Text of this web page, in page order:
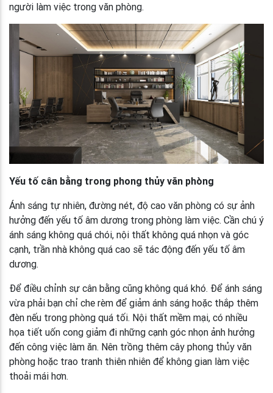
người làm việc trong văn phòng.
Yếu tố cân bằng trong phong thủy văn phòng
Ánh sáng tự nhiên, đường nét, độ cao văn phòng có sự ảnh
hưởng đến yếu tố âm dương trong phòng làm việc. Cần chú ý
ánh sáng không quá chói, nội thất không quá nhọn và góc
cạnh, trần nhà không quá cao sẽ tác động đến yếu tố âm
dương.
Để điều chỉnh sự cân bằng cũng không quá khó. Để ánh sáng
vừa phải bạn chỉ che rèm để giảm ánh sáng hoặc thắp thêm
đèn nếu trong phòng quá tối. Nội thất mềm mại, có nhiều
họa tiết uốn cong giảm đi những cạnh góc nhọn ảnh hưởng
đến công việc làm ăn. Nên trồng thêm cây phong thủy văn
phòng hoặc trao tranh thiên nhiên để không gian làm việc
thoải mái hơn.